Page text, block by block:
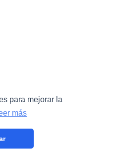
para mejorar la
más